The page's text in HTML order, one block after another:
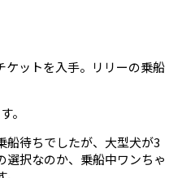
ケットを入手。リリーの乗船
。
船待ちでしたが、大型犬が3
選択なのか、乗船中ワンちゃ